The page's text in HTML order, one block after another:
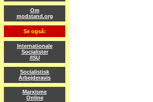
Om
modstand.org
Se også:
Internationale
Socialister
/ISU
Socialistisk
Arbejderavis
Marxisme
Online